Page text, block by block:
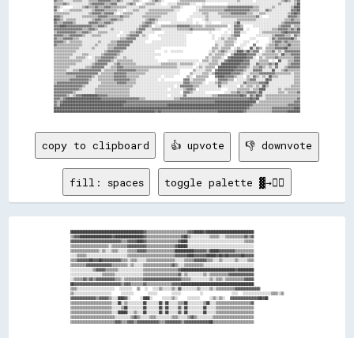
▒▒▒▒▒▒▓▓▒▒░░░░░░░░░░░░▒▒▓▓▓▓▓▓▓▓▒▒▒▒▓▓▓▓░░░░░░▒▒▓▓▒▒    ░░▒▒▒▒▒▒░░░░    ░░░░░░▒▒▒▒▒▒▒▒░░░░    ░░              ░░░░░░░░░░░░░░░░░░░░░░░░░░░░░░░░▒▒░░░░░░░░▒▒██
▓▓▒▒░░      ░░░░░░▒▒▓▓▒▒▒▒▓▓▒▒▒▒▓▓▓▓▒▒▒▒▒▒▒▒▒▒░░░░░░░░▒▒▒▒░░░░░░░░░░░░░░░░▒▒▒▒▒▒░░        ░░░░▒▒▒▒▒▒▒▒▒▒▒▒▒▒▒▒▓▓▓▓▓▓▓▓▓▓▓▓▓▓▓▓▒▒▒▒░░░░░░░░▒▒░░░░░░░░░░▒▒████
▓▓░░  ░░░░▒▒▒▒▒▒▒▒░░░░░░▒▒▓▓▓▓▓▓▒▒▒▒▒▒▒▒░░░░  ░░░░▒▒▒▒░░░░░░▒▒▒▒▒▒▒▒▒▒▒▒▒▒▒▒░░░░          ░░▒▒▒▒▒▒▒▒▒▒▒▒▒▒▒▒▓▓▓▓▓▓▓▓▓▓▓▓▓▓▓▓▒▒▒▒▒▒░░░░▓▓▒▒░░░░░░░░░░░░▓▓▓▓██
▒▒▒▒▒▒▒▒▒▒░░░░░░░░░░░░▒▒▓▓▓▓▓▓▒▒▓▓▓▓▓▓░░  ░░▒▒▒▒▒▒░░░░░░░░▒▒▒▒▒▒▒▒▒▒▒▒▒▒░░░░░░          ░░░░░░▒▒▒▒░░░░░░▒▒▒▒▒▒▒▒▓▓▓▓▓▓▓▓▓▓▒▒▒▒░░░░▒▒▒▒░░░░░░░░░░░░░░▒▒▓▓██▓▓
▓▓▓▓▒▒░░░░░░░░░░░░▒▒▒▒▒▒▒▒▒▒▓▓▓▓▓▓▒▒▒▒▒▒▒▒▓▓▒▒▒▒░░░░░░░░▒▒▒▒▒▒▒▒▒▒▒▒░░░░░░░░░░        ░░░░░░░░░░▒▒░░░░░░░░▒▒▒▒▒▒▒▒▒▒▒▒▒▒▒▒▒▒▒▒▒▒▓▓░░    ░░░░░░░░░░░░▓▓▓▓▓▓▒▒
██▓▓▒▒░░▒▒▒▒▒▒░░░░░░░░░░▒▒▓▓▓▓▒▒▒▒▒▒▓▓▓▓▒▒▒▒░░░░░░░░░░░░░░▒▒▓▓▓▓▒▒░░░░░░░░░░░░      ░░░░      ░░▒▒░░░░░░░░░░░░░░░░░░▒▒▒▒▒▒▒▒▒▒▒▒░░░░░░░░░░░░░░░░░░▒▒▒▒▓▓▒▒▒▒
▓▓▒▒▒▒▓▓▓▓▓▓▒▒░░░░░░░░▓▓▓▓▓▓▒▒▒▒▓▓▓▓▒▒░░░░░░░░░░░░░░░░░░▒▒▓▓▓▓▒▒░░        ░░░░░░░░░░░░░░  ░░    ░░░░      ░░░░░░░░▒▒██░░░░░░░░░░░░░░░░░░░░░░░░░░▒▒▓▓▓▓▓▓▓▓▓▓
▓▓▓▓████▓▓▓▓▓▓▓▓▓▓▓▓▓▓▓▓▒▒▒▒▓▓▓▓▒▒░░░░░░░░░░░░░░░░░░░░▒▒▓▓▓▓▒▒  ░░░░▒▒▒▒▒▒▒▒▒▒▓▓▓▓▓▓▓▓▒▒▒▒▒▒▒▒░░▒▒▒▒▒▒▒▒▒▒▒▒▒▒  ░░▓▓▓▓▒▒      ░░░░░░░░░░░░░░░░▒▒▓▓▓▓▓▓░░▒▒▒▒
▓▓▓▓▓▓▓▓▓▓▓▓▓▓▓▓▓▓▒▒▒▒▓▓▓▓▒▒░░░░░░░░▒▒░░░░░░░░░░░░░░▒▒▓▓▓▓░░░░▒▒▒▒▒▒░░░░░░░░░░▒▒▒▒▒▒▒▒▓▓▒▒▒▒▒▒▒▒▒▒▒▒▒▒░░░░    ░░░░▓▓▓▓▓▓  ░░      ░░░░░░░░▒▒▒▒▓▓▓▓▓▓▒▒▓▓▒▒██
▒▒▓▓▓▓▓▓▓▓▓▓▓▓▒▒▒▒▓▓▓▓▒▒░░░░▒▒▒▒▒▒░░░░░░░░  ░░░░▒▒▒▒▓▓▓▓░░░░░░░░      ░░░░░░░░░░░░░░░░░░          ░░        ░░  ░░▓▓▓▓░░░░        ░░▒▒▒▒▒▒▒▒▒▒▒▒▓▓██▓▓▓▓▓▓▓▓
▓▓▓▓▓▓▒▒▒▒▓▓▓▓▓▓▓▓▒▒░░░░▒▒▒▒▒▒░░░░░░░░░░  ░░░░▒▒▓▓▓▓▓▓░░▒▒░░      ░░░░░░░░░░░░░░░░░░                ░░    ░░░░░░▒▒▓▓▓▓          ░░░░░░░░░░▒▒▓▓▓▓▓▓▒▒▒▒░░▓▓▒▒
▓▓▒▒▒▒▓▓▓▓▓▓▒▒▒▒░░░░░░░░░░░░░░░░░░░░░░░░░░▒▒▒▒▓▓▓▓▓▓░░░░░░░░        ░░░░░░░░░░░░░░░░                ░░  ░░▒▒░░▒▒▒▒▒▒        ░░░░        ░░▓▓▒▒▓▓▓▓▓▓▓▓██▒▒░░
▓▓▓▓▓▓▒▒░░▒▒▒▒▒▒▒▒░░░░░░░░░░▒▒░░░░░░▒▒▒▒▓▓▓▓▓▓▓▓▓▓░░░░░░░░    ░░░░░░░░░░░░░░░░░░░░░░                  ░░░░░░▒▒▒▒▒▒░░    ░░░░    ░░      ░░▒▒▓▓▓▓▒▒▓▓▒▒▒▒▒▒▒▒
▓▓▒▒▒▒▒▒▒▒▒▒▒▒▒▒▒▒░░░░░░░░▒▒░░░░░░▒▒▒▒▒▒▓▓▓▓▓▓▓▓░░░░░░░░░░░░░░░░░░░░░░░░░░░░░░░░░░░░                  ▒▒░░░░▒▒▒▒▒▒    ░░░░    ▓▓      ░░▒▒▒▒▓▓▒▒▒▒▒▒██▒▒▒▒▒▒
▒▒▒▒▒▒▒▒▒▒▒▒▒▒▒▒░░░░░░░░▒▒░░░░░░░░▒▒▒▒▓▓▓▓▓▓▓▓░░░░░░░░░░░░░░░░░░░░░░                                ▒▒▒▒░░▒▒▒▒▒▒  ░░▒▒░░    ██░░▓▓▒▒  ▒▒▒▒▒▒▓▓▓▓▓▓██▒▒▒▒▒▒▒▒
▒▒▒▒▒▒▒▒▒▒▒▒▒▒░░░░░░░░░░░░░░░░░░▒▒▓▓▓▓▓▓▓▓▒▒░░░░░░░░░░░░░░░░░░░░      ░░  ░░░░░░░░                ░░▒▒░░▒▒▓▓▒▒░░░░▒▒████▒▒██▒▒▓▓▓▓  ░░▒▒▒▒▓▓░░▒▒░░▓▓▓▓▓▓▓▓▓▓
▒▒▒▒▒▒▒▒▒▒▒▒░░░░░░▒▒▒▒░░░░░░░░▒▒▓▓▓▓▓▓▓▓▒▒░░░░░░░░░░░░░░░░░░░░░░░░░░                              ▒▒░░▒▒▒▒▒▒░░  ▒▒████████▓▓▓▓▓▓░░░░▒▒▒▒▒▒▒▒▒▒░░██▒▒▒▒▓▓▓▓▓▓
▒▒▒▒▒▒▒▒▒▒░░░░▒▒▒▒▒▒░░  ░░▒▒▒▒▓▓▓▓▓▓▓▓▒▒░░░░▒▒░░░░░░░░░░░░░░░░░░                                ▒▒░░▒▒▒▒▒▒░░  ▓▓██████████▓▓▓▓░░  ▒▒░░▒▒▒▒▒▒▓▓▒▒▒▒▒▒▒▒▒▒▓▓▓▓
▒▒▒▒▒▒▒▒▒▒▒▒▒▒▒▒▒▒░░░░░░░░▒▒▓▓▓▓▓▓▓▓▒▒░░▒▒▒▒▒▒▒▒▒▒░░░░░░░░░░░░░░░░      ░░░░░░░░░░░░░░░░░░░░  ▒▒▒▒░░▒▒▒▒░░░░▓▓██████████▓▓▓▓░░░░░░▒▒▒▒▒▒  ░░  ██░░░░▒▒▒▒▓▓▓▓
▒▒▒▒▒▒▒▒▒▒▒▒▒▒░░░░░░░░░░▒▒▓▓▓▓▓▓▓▓░░░░▒▒▓▓▒▒▒▒▒▒▒▒▒▒░░░░░░░░░░░░░░░░▒▒▒▒▒▒▒▒▒▒░░▒▒▒▒▒▒▒▒░░  ░░░░░░▒▒▒▒▒▒░░████████████▓▓▓▓▓▓░░░░▓▓▒▒▒▒▒▒▓▓▒▒██░░░░░░▒▒▓▓▓▓▓▓
▒▒▒▒▒▒▒▒▒▒░░░░░░░░░░▒▒▒▒▓▓▓▓▓▓▓▓░░░░▒▒▒▒▓▓▓▓▒▒▒▒▒▒▒▒▒▒▒▒▒▒▒▒▒▒▒▒▒▒▒▒▒▒▒▒▒▒▒▒▒▒░░░░░░░░░░  ░░▒▒░░▒▒▒▒▒▒  ████████████▓▓▓▓▓▓▒▒░░▒▒▒▒▓▓▒▒░░▒▒░░▓▓░░░░▒▒▓▓▓▓▓▓▓▓
▒▒▒▒▒▒▒▒░░░░▒▒▒▒▓▓▓▓▓▓▓▓▓▓▓▓▓▓░░▒▒▒▒▒▒▒▒▓▓▓▓▓▓▓▓▓▓▓▓▒▒▒▒▒▒▒▒░░░░░░░░░░░░░░░░░░░░        ▒▒░░░░░░▒▒▒▒  ▓▓██████████▓▓▓▓▓▓▒▒░░░░▓▓▓▓▓▓░░░░░░██░░░░▒▒▓▓▒▒▒▒▒▒▒▒
▒▒▒▒▒▒▒▒▓▓▓▓▓▓▓▓▓▓▓▓▓▓▓▓▓▓▓▓░░▒▒▒▒▒▒▒▒▓▓▓▓▓▓▓▓▒▒▒▒▒▒▒▒▒▒▒▒░░░░░░░░░░░░░░░░░░░░░░      ▒▒░░░░░░▒▒▒▒░░▒▒██████████▓▓▓▓▓▓▒▒░░░░▒▒▒▒▒▒▓▓▓▓▓▓▓▓▓▓▒▒▒▒▒▒▒▒▒▒░░▒▒▒▒
▒▒▒▒▒▒▒▒▒▒▒▒▒▒▓▓▓▓▓▓▓▓▓▓▒▒░░▒▒▒▒▒▒▒▒▒▒▓▓▓▓▓▓▓▓▒▒▒▒▒▒▒▒░░░░░░░░░░░░░░  ░░░░░░        ▒▒░░  ▒▒▒▒▒▒▒▒    ▓▓████▓▓▓▓▓▓▒▒░░░░  ▒▒░░▓▓▒▒░░▒▒░░██▒▒▒▒░░░░░░░░░░▒▒▒▒
▒▒▒▒▒▒▒▒▒▒▓▓▓▓▓▓▓▓▓▓▓▓▒▒░░░░▒▒▒▒▒▒▒▒▒▒▓▓▓▓▓▓▓▓▓▓▒▒▒▒░░░░░░░░░░░░░░  ░░            ▓▓▓▓░░▒▒▒▒▒▒▒▒      ░░▓▓▓▓▓▓▒▒▒▒  ░░░░░░▒▒▓▓▓▓░░░░░░██▓▓░░░░░░░░░░░░░░▒▒▒▒
▒▒▓▓▓▓▓▓▓▓▓▓▓▓▓▓▓▓▓▓▓▓░░░░░░░░▒▒▒▒▒▒▒▒▒▒▓▓▓▓▓▓▒▒▒▒▒▒░░░░░░░░░░░░░░░░░░░░░░░░░░░░░░▓▓▓▓▒▒▒▒▒▒▒▒░░  ░░░░▒▒▓▓▒▒▒▒░░░░░░░░░░▓▓▒▒▒▒▒▒▒▒▓▓▓▓██░░░░░░░░░░░░░░░░▒▒▒▒
▓▓▓▓▓▓▓▓▓▓▓▓▓▓▓▓▓▓▒▒░░░░░░░░▒▒▒▒▒▒▒▒▒▒▒▒▒▒▒▒▒▒▒▒▒▒░░░░░░░░░░░░░░░░░░░░░░░░░░  ░░▓▓▓▓▓▓▓▓▒▒▒▒░░░░░░░░░░░░▓▓░░░░░░░░░░  ▒▒░░▒▒▒▒░░▒▒░░██▒▒░░░░░░░░░░░░░░▒▒▒▒▒▒
▓▓▓▓▓▓▓▓▓▓▓▓▓▓▓▓▒▒░░░░░░░░▒▒▒▒▒▒▒▒▒▒▒▒▒▒▒▒▒▒▒▒▒▒░░░░░░░░░░░░░░░░░░░░░░░░  ░░░░░░░░▒▒▓▓▓▓▒▒  ░░░░░░░░░░░░░░    ░░░░░░▒▒▒▒▒▒▒▒░░▒▒▒▒████░░░░░░░░▒▒░░▒▒▒▒▒▒▒▒▒▒
▓▓▓▓▓▓▓▓▓▓▓▓▒▒░░░░░░░░░░░░▒▒▒▒▒▒▒▒▒▒▒▒▒▒▒▒▒▒▒▒▒▒░░░░░░░░░░░░░░░░░░░░░░░░░░░░░░░░  ▓▓▓▓▒▒░░░░░░░░            ░░░░▒▒▒▒▓▓▒▒▒▒▓▓▓▓▓▓▒▒██░░░░░░░░░░▒▒▒▒░░▒▒▒▒▒▒▓▓
▓▓▓▓▓▓▓▓▒▒░░▒▒▓▓▓▓██████████▓▓▓▓▓▓▒▒▒▒▒▒▒▒▒▒▒▒▒▒░░░░░░░░░░░░░░░░░░░░░░░░  ░░░░░░░░▓▓░░░░░░░░░░░░░░░░▒▒▒▒▓▓▓▓▓▓▓▓▓▓▓▓▓▓██▓▓░░▓▓▒▒██▓▓░░▒▒▒▒▒▒▒▒▒▒▒▒▒▒▒▒▒▒▒▒▒▒
▓▓▓▓▒▒▓▓██████████████████████▓▓▓▓▓▓▓▓▓▓▓▓▓▓▓▓▓▓▓▓▓▓▓▓▒▒▒▒░░░░░░░░░░░░░░░░░░▒▒▒▒▓▓▓▓▓▓▓▓▓▓▓▓▓▓▓▓▓▓▓▓▓▓▓▓▓▓▓▓▓▓▓▓▓▓▓▓▓▓▓▓▓▓▓▓██▓▓██░░░░▒▒▒▒▒▒▒▒▒▒▒▒▒▒▒▒▒▒▒▒▓▓
▓▓▒▒▓▓████████████████████████████████████████▓▓▓▓▓▓▓▓▓▓▓▓▓▓▓▓▓▓▓▓▓▓▓▓▓▓▓▓▓▓▓▓▓▓▓▓▓▓▓▓▓▓▓▓▓▓▓▓▓▓▓▓▓▓▓▓██████████████████████████░░▒▒▒▒▒▒▒▒▒▒▒▒▒▒▒▒▒▒▒▒▒▒▓▓▓▓
▓▓▒▒████████████████████████████████████████▓▓▓▓▓▓▓▓▓▓▓▓▓▓▓▓▓▓▓▓▓▓▓▓▓▓▓▓████████████████████████████████████████████████████▓▓▒▒▒▒▒▒▒▒▒▒▒▒▒▒▒▒▒▒▒▒▒▒▓▓▓▓▓▓▓▓
██████████████████████████████████████████████████████████████████████████████████████████████████████████████████████████▓▓▒▒▒▒▒▒▒▒▒▒▒▒▒▒▓▓▓▓▓▓▓▓▓▓▓▓▓▓████
copy to clipboard 👍 upvote 👎 downvote
fill: spaces toggle palette ▓→✊🏽
██████████████████████████████████████████████▓▓▒▒▒▒▒▒▒▒▒▒▒▒▒▒▒▒▒▒▒▒▒▒▒▒▒▒▓▓▓▓██████▓▓██████████████████████████████
▒▒▓▓▓▓████████████████████▓▓██████████████████▓▓▒▒▒▒▒▒▒▒▒▒▒▒▒▒▒▒▒▒▒▒▒▒▓▓██▒▒░░░░░░░░░░░░▒▒▒▒▒▒░░░░▒▒▒▒▒▒▒▒▒▒▒▒▓▓▒▒▓▓
▓▓▓▓▓▓▓▓▓▓▓▓▓▓▓▓▓▓▓▓▓▓▓▓▓▓▓▓▓▓▓▓▒▒▒▒▓▓▓▓▓▓████▓▓▒▒▒▒▒▒▒▒▒▒▒▒▒▒▒▒▒▒▒▒▓▓████░░░░░░░░░░░░░░░░░░░░░░░░░░░░░░░░░░░░▒▒▒▒▒▒
▒▒▒▒▒▒▒▒▒▒▒▒▒▒▒▒▒▒▒▒▒▒▒▒░░▒▒▒▒▒▒▒▒▒▒▓▓▓▓▓▓▓▓▓▓▓▓▒▒▒▒▒▒▒▒▒▒▒▒▒▒▒▒▒▒▓▓██████░░░░░░░░░░░░░░░░░░░░░░░░░░░░░░░░░░░░░░░░░░
▒▒▒▒▒▒▒▒▒▒▒▒▒▒▒▒▒▒░░▒▒░░░░▒▒▒▒░░░░░░▒▒▒▒▒▒▓▓▓▓▓▓▒▒▒▒▒▒▒▒▒▒▒▒▒▒▒▒▒▒████████████▓▓▓▓▓▓▓▓▒▒██████▓▓▓▓▓▓▓▓▓▓▒▒▒▒▒▒▒▒▒▒▒▒
░░░░▒▒▒▒▒▒░░░░░░░░░░░░░░░░░░░░░░░░░░▒▒▒▒▒▒▒▒▒▒▒▒▒▒▒▒▒▒▒▒▒▒▒▒▒▒▒▒▒▒▓▓▓▓▓▓▓▓████▓▓▓▓▓▓▓▓██████▓▓██▓▓██▓▓▓▓▓▓▓▓██▓▓▓▓▓▓
▒▒▒▒▓▓▓▓▓▓▓▓██▓▓▓▓██▓▓▓▓▓▓▓▓▓▓▓▓▒▒▒▒░░▒▒▒▒░░░░░░▒▒▒▒▒▒▒▒▒▒▒▒▒▒▒▒▒▒░░░░░░▒▒▒▒▒▒▓▓▓▓▓▓▓▓▒▒▒▒░░░░▒▒░░░░░░░░▒▒░░░░░░▒▒▒▒
▒▒▒▒▒▒▒▒▒▒▓▓▓▓▓▓▓▓▓▓▓▓▓▓▓▓▒▒▒▒▒▒▒▒▒▒░░▒▒░░░░░░▒▒▒▒▒▒▒▒▒▒▒▒▒▒▒▒▒▒▓▓▒▒░░░░▒▒▒▒▒▒▒▒▒▒▒▒░░░░░░░░░░░░░░░░░░░░░░░░░░░░░░░░
░░░░░░░░░░░░░░▒▒▓▓▓▓▓▓▒▒▒▒▒▒▒▒░░░░░░░░░░░░░░░░▒▒▒▒▒▒▒▒▒▒▒▒▒▒▒▒▒▒▒▒▒▒▓▓██████████████████████████████████▓▓██████████
░░░░░░░░░░░░░░░░░░░░▒▒▒▒▒▒▒▒░░░░░░░░░░░░░░░░░░▒▒▒▒▒▒▒▒▒▒▒▒▒▒▒▒▒▒▒▒▒▒▓▓░░▒▒░░░░░░░░░░▒▒░░▒▒▒▒▒▒▒▒▒▒▒▒▓▓▓▓▓▓▓▓▓▓▓▓▓▓▓▓
░░▒▒▒▒▒▒▓▓▒▒▓▓▒▒▓▓▓▓▓▓▓▓▓▓▓▓▒▒▒▒░░▒▒▒▒▒▒▒▒▒▒▒▒▓▓▓▓▓▓▓▓▓▓▓▓▓▓▓▓▓▓▓▓▓▓▓▓▒▒▒▒▒▒░░░░░░░░░░░░▒▒░░▒▒▒▒░░▒▒▒▒▒▒▒▒▒▒▒▒▓▓▓▓▓▓
██▓▓▓▓▓▓▓▓▓▓▓▓▓▓▓▓▓▓▓▓▓▓▓▓▓▓▓▓▓▓▒▒▓▓▓▓▒▒▒▒▒▒▒▒▓▓▒▒▒▒▒▒▒▒▒▒▒▒▒▒▒▒▓▓▓▓▓▓██████████████████████████████████████████████
▒▒▒▒░░░░░░░░░░░░░░░░░░░░░░░░  ░░░░░░░░  ▒▒  ░░  ░░░░▒▒░░░░░░▒▒░░▓▓░░░░░░░░░░▒▒░░░░░░▒▒░░▒▒▒▒▒▒▒▒▒▒▒▒▓▓▓▓▓▓▓▓▓▓▓▓▓▓▓▓
▒▒░░░░░░░░░░░░░░░░░░░░░░░░    ░░░░░░░░      ░░░░░░      ░░░░░░        ░░            ░░░░  ░░░░░░░░░░░░░░░░░░▒▒▒▒░░▒▒
▓▓▓▓▓▓▓▓▓▓▓▓▓▓▓▓▒▒▓▓▓▓▓▓▒▒░░░░████▓▓░░    ░░████░░    ░░░░░░▒▒░░    ░░░░░░░░    ░░▒▒░░▒▒░░  ▓▓▓▓▓▓▓▓▓▓▓▓▓▓▓▓▓▓██▓▓██
▒▒▒▒▒▒▒▒▒▒▒▒▒▒▒▒▒▒▒▒▒▒▒▒▒▒░░░░██░░▒▒░░░░░░░░░░██░░░░░░░░██░░██░░░░░░▒▒▒▒██░░░░░░░░░░▒▒██░░░░▒▒▒▒▒▒▒▒▒▒▒▒▒▒▒▒▒▒▒▒▒▒▓▓
▒▒▒▒▒▒▒▒▒▒▒▒▒▒▒▒▒▒▒▒▒▒▒▒▒▒░░░░░░▒▒██░░░░░░░░░░██░░░░░░░░██░░██░░░░░░▓▓░░██░░░░░░░░░░██░░░░░░▒▒▒▒▒▒▒▒▒▒▒▒▒▒▒▒▒▒▒▒▒▒▒▒
▒▒▒▒▒▒▒▒▒▒▒▒▒▒▒▒▒▒▒▒▒▒▒▒▒▒░░░░██████░░░░▒▒░░░░██░░░░░░░░██░░██░░░░░░▓▓░░██░░░░░░░░░░██░░░░░░▒▒▒▒▒▒▒▒▒▒▒▒▒▒▒▒▒▒▒▒▒▒▒▒
▒▒▒▒▒▒▒▒▒▒▒▒▒▒▒▒▒▒▒▒▒▒▒▒▒▒▒▒░░░░░░░░░░▒▒▓▓▒▒░░░░░░▒▒▒▒░░░░░░░░░░▒▒▒▒░░░░░░▒▒▓▓▒▒░░░░░░░░░░▒▒▒▒▒▒▒▒▒▒▒▒▒▒▒▒▒▒▒▒▒▒▒▒▒▒